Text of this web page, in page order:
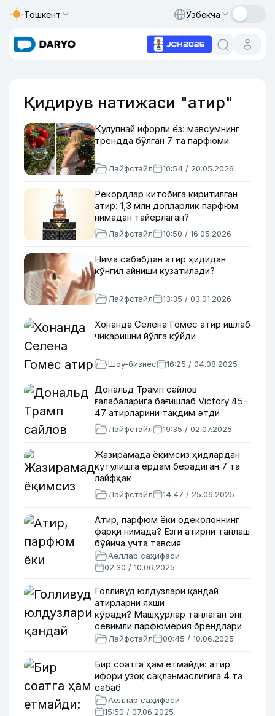
Тошкент Ўзбекча
Қидирув натижаси "атир"
Қулупнай ифорли ёз: мавсумнинг
трендда бўлган 7 та парфюми
Лайфстайл 10:54 / 20.05.2026
Рекордлар китобига киритилган
атир: 1,3 млн долларлик парфюм
нимадан тайёрлаган?
Лайфстайл 10:50 / 16.05.2026
Нима сабабдан атир ҳидидан
кўнгил айниши кузатилади?
Лайфстайл 13:35 / 03.01.2026
Хонанда Селена Гомес атир ишлаб
чиқаришни йўлга қўйди
Шоу-бизнес 16:25 / 04.08.2025
Дональд Трамп сайлов
ғалабаларига бағишлаб Victory 45-
47 атирларини тақдим этди
Лайфстайл 19:35 / 02.07.2025
Жазирамада ёқимсиз ҳидлардан
қутулишга ёрдам берадиган 7 та
лайфҳак
Лайфстайл 14:47 / 25.06.2025
Атир, парфюм ёки одеколоннинг
фарқи нимада? Ёзги атирни танлаш
бўйича учта тавсия
Аёллар саҳифаси
02:30 / 10.06.2025
Голливуд юлдузлари қандай
атирларни яхши
кўради? Машҳурлар танлаган энг
севимли парфюмерия брендлари
Лайфстайл 00:45 / 10.06.2025
Бир соатга ҳам етмайди: атир
ифори узоқ сақланмаслигига 4 та
сабаб
Аёллар саҳифаси
15:50 / 07.06.2025